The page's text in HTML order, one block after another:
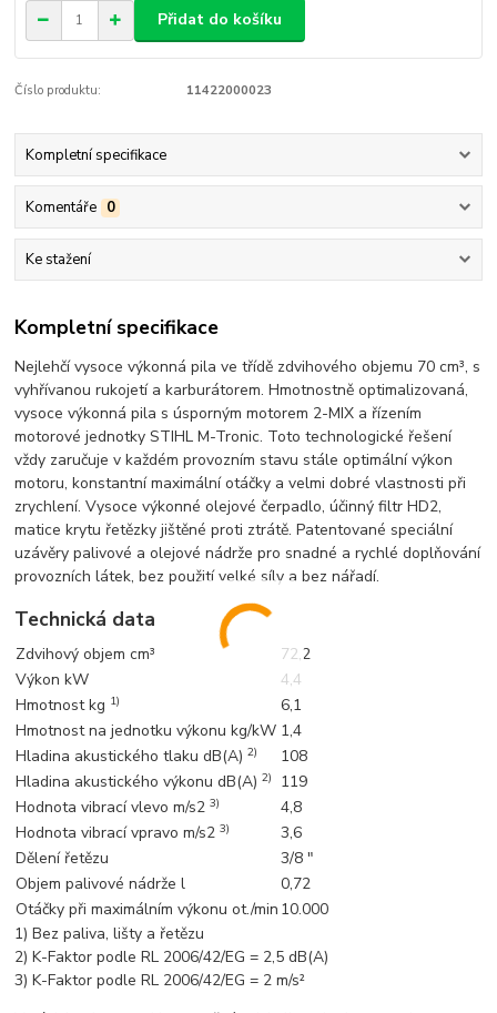
Přidat do košíku
Číslo produktu: 11422000023
Kompletní specifikace
Komentáře 0
Ke stažení
Kompletní specifikace
Nejlehčí vysoce výkonná pila ve třídě zdvihového objemu 70 cm³, s
vyhřívanou rukojetí a karburátorem. Hmotnostně optimalizovaná,
vysoce výkonná pila s úsporným motorem 2-MIX a řízením
motorové jednotky STIHL M-Tronic. Toto technologické řešení
vždy zaručuje v každém provozním stavu stále optimální výkon
motoru, konstantní maximální otáčky a velmi dobré vlastnosti při
zrychlení. Vysoce výkonné olejové čerpadlo, účinný filtr HD2,
matice krytu řetězky jištěné proti ztrátě. Patentované speciální
uzávěry palivové a olejové nádrže pro snadné a rychlé doplňování
provozních látek, bez použití velké síly a bez nářadí.
Technická data
Zdvihový objem cm³
72,2
Výkon kW
4,4
Hmotnost kg 1)
6,1
Hmotnost na jednotku výkonu kg/kW 1,4
Hladina akustického tlaku dB(A)2)
108
Hladina akustického výkonu dB(A)2)
119
Hodnota vibrací vlevo m/s23)
4,8
Hodnota vibrací vpravo m/s23)
3,6
Dělení řetězu
3/8 "
Objem palivové nádrže l
0,72
Otáčky při maximálním výkonu ot./min 10.000
1) Bez paliva, lišty a řetězu
2) K-Faktor podle RL 2006/42/EG = 2,5 dB(A)
3) K-Faktor podle RL 2006/42/EG = 2 m/s²